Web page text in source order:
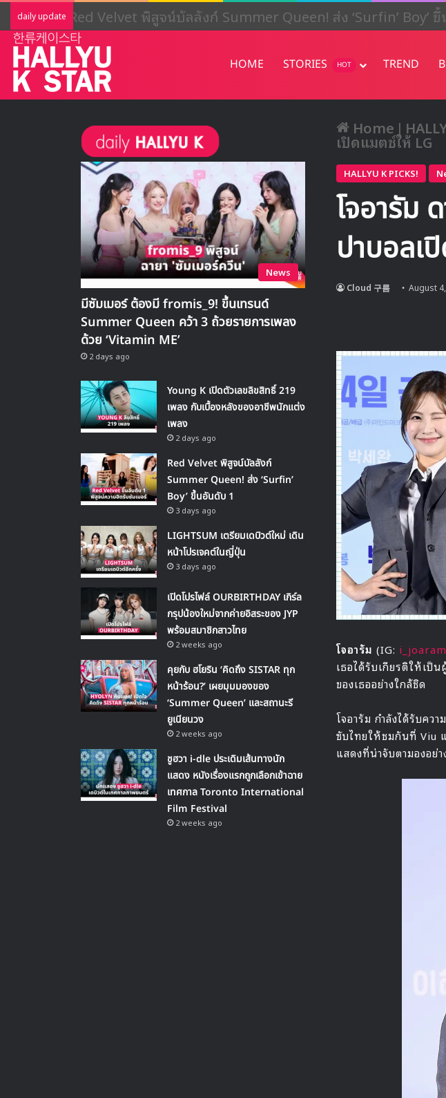
daily update LIGHTSUM เตรียมเดบิวต์ใหม่ เดินหน้าโปรเจคต์ในญี่ปุ่น
HOME STORIES HOT TREND
Home |
เปิดแมตช์ให้ LG
HALLYU K PICKS!
โจอารัม
ปาบอลเ
Cloud 구름 August
โจอารัม (IG: i_joaram
เธอได้รับเกียรติให้เป็
ของเธออย่างใกล้ชิด
โจอารัม กำลังได้รับคว
ซับไทยให้ชมกันที่ Viu แ
แสดงที่น่าจับตามองอย่า
News
มีซัมเมอร์ ต้องมี fromis_9! ขึ้นเทรนด์
Summer Queen คว้า 3 ถ้วยรายการเพลง
ด้วย ‘Vitamin ME’
2 days ago
Young K เปิดตัวเลขลิขสิทธิ์ 219
เพลง กับเบื้องหลังของอาชีพนักแต่ง
เพลง
2 days ago
Red Velvet พิสูจน์บัลลังก์
Summer Queen! ส่ง ‘Surfin’
Boy’ ขึ้นอันดับ 1
3 days ago
LIGHTSUM เตรียมเดบิวต์ใหม่ เดิน
หน้าโปรเจคต์ในญี่ปุ่น
3 days ago
เปิดโปรไฟล์ OURBIRTHDAY เกิร์ล
กรุปน้องใหม่จากค่ายอิสระของ JYP
พร้อมสมาชิกสาวไทย
2 weeks ago
คุยกับ ฮโยริน ‘คิดถึง SISTAR ทุก
หน้าร้อน?’ เผยมุมมองของ
‘Summer Queen’ และสถานะรี
ยูเนียนวง
2 weeks ago
ชูฮวา i-dle ประเดิมเส้นทางนัก
แสดง หนังเรื่องแรกถูกเลือกเข้าฉาย
เทศกาล Toronto International
Film Festival
2 weeks ago